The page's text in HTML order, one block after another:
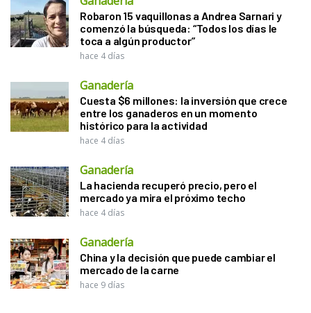
Robaron 15 vaquillonas a Andrea Sarnari y
comenzó la búsqueda: “Todos los días le
toca a algún productor”
hace 4 días
Ganadería
Cuesta $6 millones: la inversión que crece
entre los ganaderos en un momento
histórico para la actividad
hace 4 días
Ganadería
La hacienda recuperó precio, pero el
mercado ya mira el próximo techo
hace 4 días
Ganadería
China y la decisión que puede cambiar el
mercado de la carne
hace 9 días